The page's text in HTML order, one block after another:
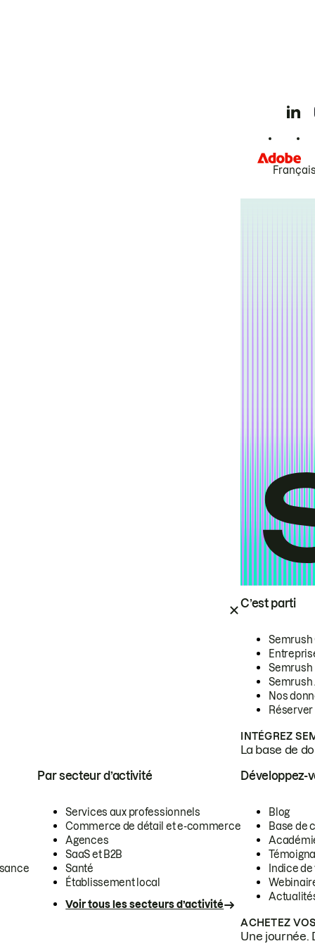
C’est parti
Semrush
Semrush
Semrush
Nos
INTÉGREZ
La base de
Par secteur d’activité
Services aux professionnels
Commerce de détail et e-commerce
Agences
SaaS et B2B
Santé
Établissement local
Voir tous les secteurs d’activité
Développez-
Blog
Base de
Indice
ACHETEZ
Une journée.